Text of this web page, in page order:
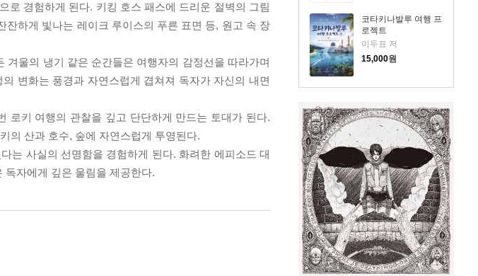
코타키나발루 여행 프
로젝트
이두표 저
15,000원
로 경험하게 된다. 키킹 호스 패스에 드리운 절벽의 그림
하게 빛나는 레이크 루이스의 푸른 표면 등, 원고 속 장
울의 냉기 같은 순간들은 여행자의 감정선을 따라가며
변화는 풍경과 자연스럽게 겹쳐져 독자가 자신의 내면
로키 여행의 관찰을 깊고 단단하게 만드는 토대가 된다.
의 산과 호수, 숲에 자연스럽게 투영된다.
는 사실의 선명함을 경험하게 된다. 화려한 에피소드 대
독자에게 깊은 울림을 제공한다.